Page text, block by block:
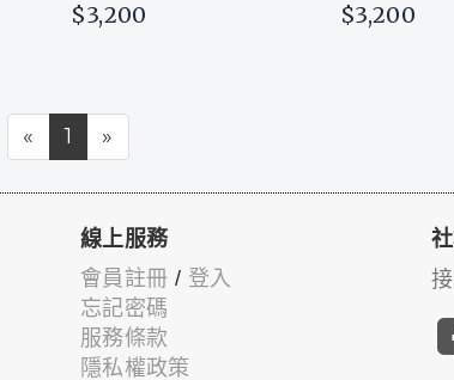
$3,200 $3,200
« 1 »
線上服務
會員註冊 / 登入
忘記密碼
服務條款
隱私權政策